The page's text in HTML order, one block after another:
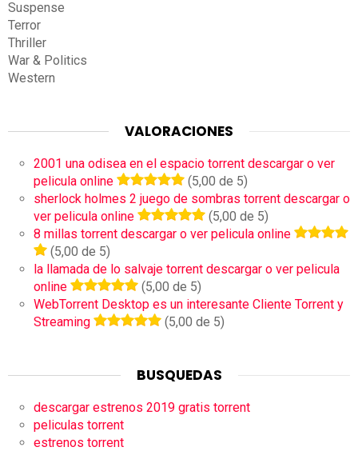
Suspense
Terror
Thriller
War & Politics
Western
VALORACIONES
2001 una odisea en el espacio torrent descargar o ver
pelicula online
(5,00 de 5)
sherlock holmes 2 juego de sombras torrent descargar o
ver pelicula online
(5,00 de 5)
8 millas torrent descargar o ver pelicula online
(5,00 de 5)
la llamada de lo salvaje torrent descargar o ver pelicula
online
(5,00 de 5)
WebTorrent Desktop es un interesante Cliente Torrent y
Streaming
(5,00 de 5)
BUSQUEDAS
descargar estrenos 2019 gratis torrent
peliculas torrent
estrenos torrent